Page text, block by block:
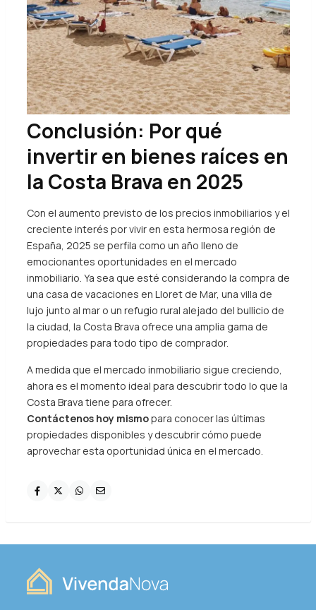
Conclusión: Por qué
invertir en bienes raíces en
la Costa Brava en 2025
Con el aumento previsto de los precios inmobiliarios y el
creciente interés por vivir en esta hermosa región de
España, 2025 se perfila como un año lleno de
emocionantes oportunidades en el mercado
inmobiliario. Ya sea que esté considerando la compra de
una casa de vacaciones en Lloret de Mar, una villa de
lujo junto al mar o un refugio rural alejado del bullicio de
la ciudad, la Costa Brava ofrece una amplia gama de
propiedades para todo tipo de comprador.
A medida que el mercado inmobiliario sigue creciendo,
ahora es el momento ideal para descubrir todo lo que la
Costa Brava tiene para ofrecer.
Contáctenos hoy mismopara conocer las últimas
propiedades disponibles y descubrir cómo puede
aprovechar esta oportunidad única en el mercado.